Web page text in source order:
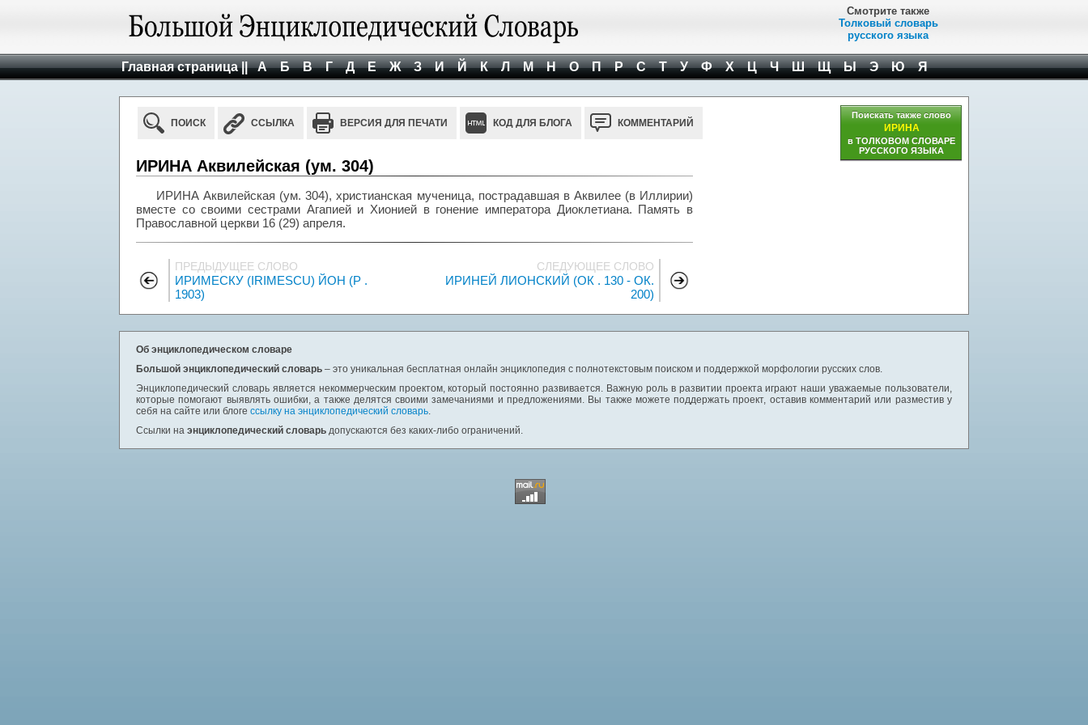
Смотрите также
Толковый словарь
русского языка
Главная страница || А Б В Г Д Е Ж З И Й К Л М Н О П Р С Т У Ф Х Ц Ч Ш Щ Ы Э Ю Я
ПОИСК ССЫЛКА ВЕРСИЯ ДЛЯ ПЕЧАТИ КОД ДЛЯ БЛОГА КОММЕНТАРИЙ
ИРИНА Аквилейская (ум. 304)
ИРИНА Аквилейская (ум. 304), христианская мученица, пострадавшая в Аквилее (в Иллирии)
вместе со своими сестрами Агапией и Хионией в гонение императора Диоклетиана. Память в
Православной церкви 16 (29) апреля.
ПРЕДЫДУЩЕЕ СЛОВО
ИРИМЕСКУ (IRIMESCU) ЙОН (Р .
1903)
СЛЕДУЮЩЕЕ СЛОВО
ИРИНЕЙ ЛИОНСКИЙ (ОК . 130 - ОК.
200)
Поискать также слово
ИРИНА
в ТОЛКОВОМ СЛОВАРЕ
РУССКОГО ЯЗЫКА
Об энциклопедическом словаре
Большой энциклопедический словарь – это уникальная бесплатная онлайн энциклопедия с полнотекстовым поиском и поддержкой морфологии русских слов.
Энциклопедический словарь является некоммерческим проектом, который постоянно развивается. Важную роль в развитии проекта играют наши уважаемые пользователи,
которые помогают выявлять ошибки, а также делятся своими замечаниями и предложениями. Вы также можете поддержать проект, оставив комментарий или разместив у
себя на сайте или блоге ссылку на энциклопедический словарь.
Ссылки на энциклопедический словарь допускаются без каких-либо ограничений.